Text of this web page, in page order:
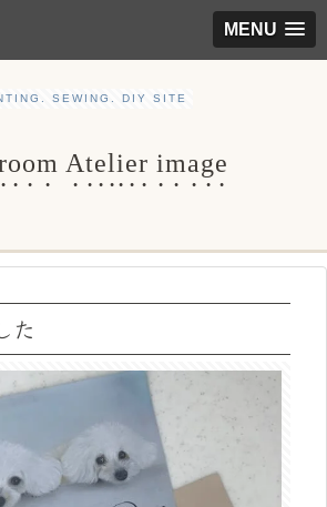
MENU
SEWING. DIY SITE
Atelier image
た